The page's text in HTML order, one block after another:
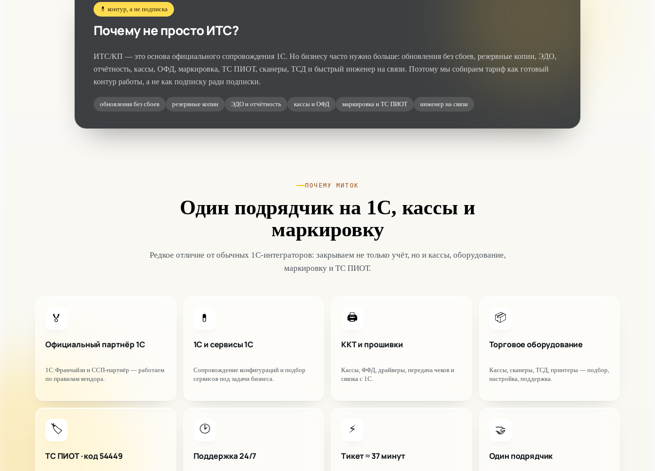
💊 контур, а не подписка
Почему не просто ИТС?
ИТС/КП — это основа официального сопровождения 1С. Но бизнесу часто нужно больше: обновления без сбоев, резервные копии, ЭДО,
отчётность, кассы, ОФД, маркировка, ТС ПИОТ, сканеры, ТСД и быстрый инженер на связи. Поэтому мы собираем тариф как готовый
контур работы, а не как подписку ради подписки.
обновления без сбоев резервные копии ЭДО и отчётность кассы и ОФД маркировка и ТС ПИОТ инженер на связи
ПОЧЕМУ МИТОК
Один подрядчик на 1С, кассы и
маркировку
Редкое отличие от обычных 1С-интеграторов: закрываем не только учёт, но и кассы, оборудование,
маркировку и ТС ПИОТ.
🏅
Официальный партнёр 1С
1С:Франчайзи и ССП-партнёр — работаем
по правилам вендора.
💊
1С и сервисы 1С
Сопровождение конфигураций и подбор
сервисов под задачи бизнеса.
🖨️
ККТ и прошивки
Кассы, ФФД, драйверы, передача чеков и
связка с 1С.
📦
Торговое оборудование
Кассы, сканеры, ТСД, принтеры — подбор,
настройка, поддержка.
🏷️
ТС ПИОТ · код 54449
🕑
Поддержка 24/7
⚡
Тикет ≈ 37 минут
🤝
Один подрядчик